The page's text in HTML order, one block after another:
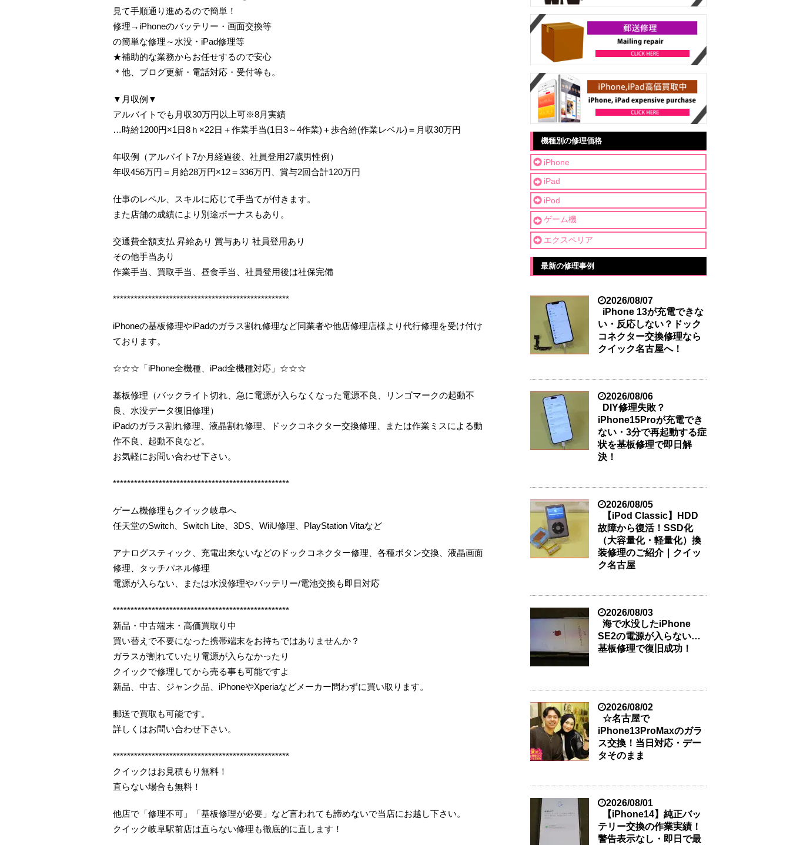
見て手順通り進めるので簡単！
修理→iPhoneのバッテリー・画面交換等
の簡単な修理～水没・iPad修理等
★補助的な業務からお任せするので安心
＊他、ブログ更新・電話対応・受付等も。
▼月収例▼
アルバイトでも月収30万円以上可※8月実績
…時給1200円×1日8ｈ×22日＋作業手当(1日3～4作業)＋歩合給(作業レベル)＝月収30万円
年収例（アルバイト7か月経過後、社員登用27歳男性例）
年収456万円＝月給28万円×12＝336万円、賞与2回合計120万円
仕事のレベル、スキルに応じて手当てが付きます。
また店舗の成績により別途ボーナスもあり。
交通費全額支払 昇給あり 賞与あり 社員登用あり
その他手当あり
作業手当、買取手当、昼食手当、社員登用後は社保完備
**************************************************
iPhoneの基板修理やiPadのガラス割れ修理など同業者や他店修理店様より代行修理を受け付け
ております。
☆☆☆「iPhone全機種、iPad全機種対応」☆☆☆
基板修理（バックライト切れ、急に電源が入らなくなった電源不良、リンゴマークの起動不
良、水没データ復旧修理）
iPadのガラス割れ修理、液晶割れ修理、ドックコネクター交換修理、または作業ミスによる動
作不良、起動不良など。
お気軽にお問い合わせ下さい。
**************************************************
ゲーム機修理もクイック岐阜へ
任天堂のSwitch、Switch Lite、3DS、WiiU修理、PlayStation Vitaなど
アナログスティック、充電出来ないなどのドックコネクター修理、各種ボタン交換、液晶画面
修理、タッチパネル修理
電源が入らない、または水没修理やバッテリー/電池交換も即日対応
**************************************************
新品・中古端末・高価買取り中
買い替えで不要になった携帯端末をお持ちではありませんか？
ガラスが割れていたり電源が入らなかったり
クイックで修理してから売る事も可能ですよ
新品、中古、ジャンク品、iPhoneやXperiaなどメーカー問わずに買い取ります。
郵送で買取も可能です。
詳しくはお問い合わせ下さい。
**************************************************
クイックはお見積もり無料！
直らない場合も無料！
他店で「修理不可」「基板修理が必要」など言われても諦めないで当店にお越し下さい。
クイック岐阜駅前店は直らない修理も徹底的に直します！
機種別の修理価格
iPhone
iPad
iPod
ゲーム機
エクスペリア
最新の修理事例
2026/08/07
iPhone 13が充電できな
い・反応しない？ドック
コネクター交換修理なら
クイック名古屋へ！
2026/08/06
DIY修理失敗？
iPhone15Proが充電でき
ない・3分で再起動する症
状を基板修理で即日解
決！
2026/08/05
【iPod Classic】HDD
故障から復活！SSD化
（大容量化・軽量化）換
装修理のご紹介｜クイッ
ク名古屋
2026/08/03
海で水没したiPhone
SE2の電源が入らない…
基板修理で復旧成功！
2026/08/02
☆名古屋で
iPhone13ProMaxのガラ
ス交換！当日対応・デー
タそのまま
2026/08/01
【iPhone14】純正バッ
テリー交換の作業実績！
警告表示なし・即日で最